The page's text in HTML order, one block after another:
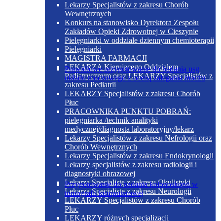
Lekarzy Specjalistów z zakresu Chorób
Wewnętrznych
Konkurs na stanowisko Dyrektora Zespołu
Zakładów Opieki Zdrowotnej w Cieszynie
Pielęgniarki w oddziale dziennym chemioterapii
Pielęgniarki
MAGISTRA FARMACJI
LEKARZA Kierującego Oddziałem
Pediatrycznym oraz LEKARZY Specjalistów z
zakresu Pediatrii
LEKARZY Specjalistów z zakresu Chorób
Płuc
PRACOWNIKA PUNKTU POBRAŃ:
pielęgniarka /technik analityki
medycznej/diagnosta laboratoryjny/lekarz
Lekarzy Specjalistów z zakresu Nefrologii oraz
Chorób Wewnętrznych
Lekarzy Specjalistów z zakresu Endokrynologii
Lekarzy specjalistów z zakresu radiologii i
diagnostyki obrazowej
Lekarza Specjalistę z zakresu Okulistyki
Lekarza Specjalistę z zakresu Neurologii
LEKARZY Specjalistów z zakresu Chorób
Płuc
LEKARZY różnych specjalizacji
Prawidłowe przygotowanie do badania usg
układu moczowego z oceną zalegania moczu
Przygotowanie do badania kolonoskopii w
tomografii komputerowej